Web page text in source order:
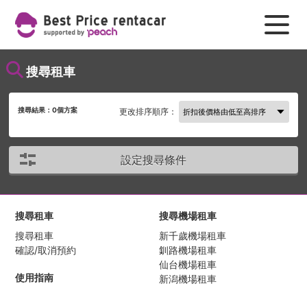
搜尋租車
搜尋結果：0個方案 更改排序順序：
設定搜尋條件
搜尋租車
搜尋租車
確認/取消預約
使用指南
搜尋機場租車
新千歲機場租車
釧路機場租車
仙台機場租車
新潟機場租車